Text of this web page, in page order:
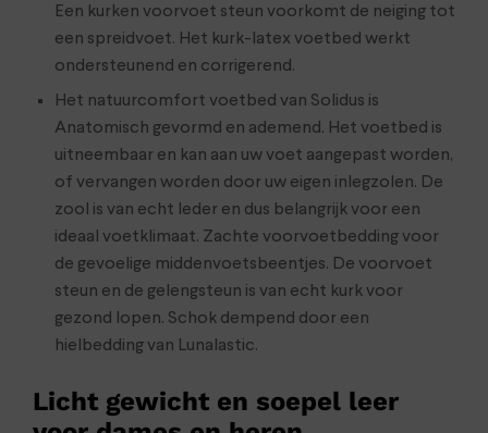
Een kurken voorvoet steun voorkomt de neiging tot
een spreidvoet. Het kurk-latex voetbed werkt
ondersteunend en corrigerend.
Het natuurcomfort voetbed van Solidus is
Anatomisch gevormd en ademend. Het voetbed is
uitneembaar en kan aan uw voet aangepast worden,
of vervangen worden door uw eigen inlegzolen. De
zool is van echt leder en dus belangrijk voor een
ideaal voetklimaat. Zachte voorvoetbedding voor
de gevoelige middenvoetsbeentjes. De voorvoet
steun en de gelengsteun is van echt kurk voor
gezond lopen. Schok dempend door een
hielbedding van Lunalastic.
Licht gewicht en soepel leer